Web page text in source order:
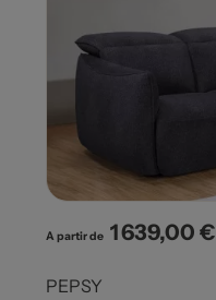
A partir de Prix
1 639,00 €
PEPSY